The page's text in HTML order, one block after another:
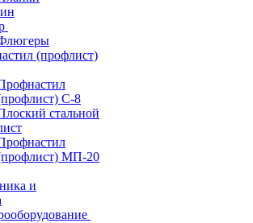
(профлист)
С-8
стальной
МП-20
и